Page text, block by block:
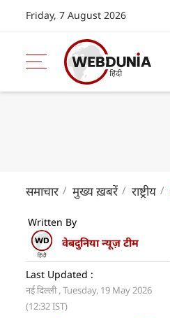
Friday, 7 August 2026
समाचार मुख्य ख़बरें राष्ट्रीय
Written By
वेबदुनिया न्यूज़ टीम
Last Updated :
नई दिल्ली , Tuesday, 19 May 2026
(12:32 IST)